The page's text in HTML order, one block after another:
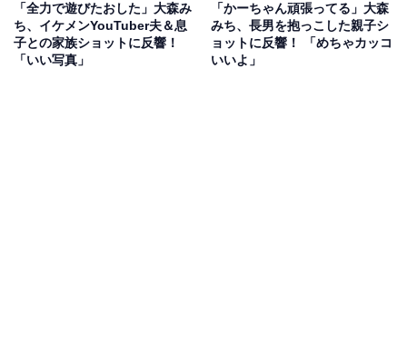
「全力で遊びたおした」大森み
ち、イケメンYouTuber夫＆息
子との家族ショットに反響！
「いい写真」
「かーちゃん頑張ってる」大森
みち、長男を抱っこした親子シ
ョットに反響！ 「めちゃカッコ
いいよ」